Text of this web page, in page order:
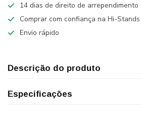
14 dias de direito de arrependimento
Comprar com confiança na Hi-Stands
Envio rápido
Descrição do produto
Especificações